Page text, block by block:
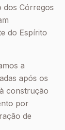
dos Córregos
do Espírito
a
após os
construção
por
de